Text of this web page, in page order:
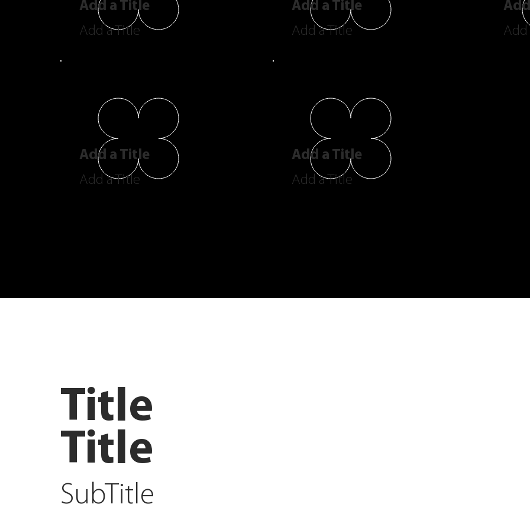
Add a Title
Add a Title
Add a Title
Add a Title
Add
Add a Title
Add a Title
Add a Title
Add a Title
Title
Title
SubTitle